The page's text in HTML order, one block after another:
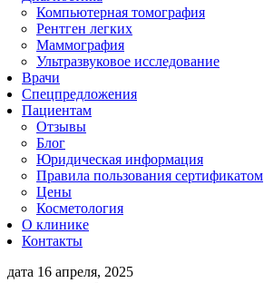
Компьютерная томография
Рентген легких
Маммография
Ультразвуковое исследование
Врачи
Спецпредложения
Пациентам
Отзывы
Блог
Юридическая информация
Правила пользования сертификатом
Цены
Косметология
О клинике
Контакты
дата 16 апреля, 2025